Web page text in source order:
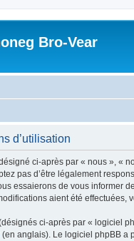
Bro-Vear
d’utilisation
ci-après par « nous », «
pas d’être légalement
essaierons de vous informer
aient été
ci-après par « logiciel
(en anglais). Le logiciel phpBB a